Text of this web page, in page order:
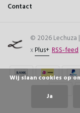
Contact
© 2026 Lechuza
xPlus+ RSS-feed
Wij slaan cookies op
Ja